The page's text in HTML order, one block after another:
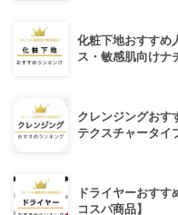
化粧下地おすすめ
ス・敏感肌向けナ
クレンジングおす
テクスチャータイ
ドライヤーおすす
コスパ商品】